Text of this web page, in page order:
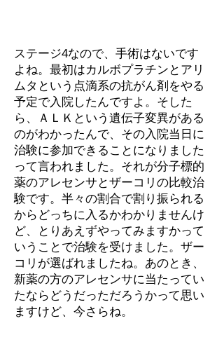
ステージ4なので、手術はないです
よね。最初はカルボプラチンとアリ
ムタという点滴系の抗がん剤をやる
予定で入院したんですよ。そした
ら、ＡＬＫという遺伝子変異がある
のがわかったんで、その入院当日に
治験に参加できることになりました
って言われました。それが分子標的
薬のアレセンサとザーコリの比較治
験です。半々の割合で割り振られる
からどっちに入るかわかりませんけ
ど、とりあえずやってみますかって
いうことで治験を受けました。ザー
コリが選ばれましたね。あのとき、
新薬の方のアレセンサに当たってい
たならどうだっただろうかって思い
ますけど、今さらね。